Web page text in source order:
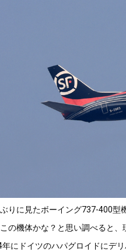
りに見たボーイング737-400型
の機体かな？と思い調べると
年にドイツのハパグロイドにデ